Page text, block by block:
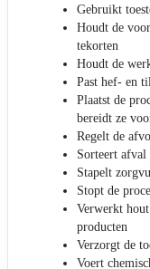
Gebruikt
Houdt de
tekorten
Houdt de
Past hef- en
Plaatst de
bereidt ze
Regelt de
Sorteert
Stapelt
Stopt de
Verwerkt
producten
Verzorgt de
Voert